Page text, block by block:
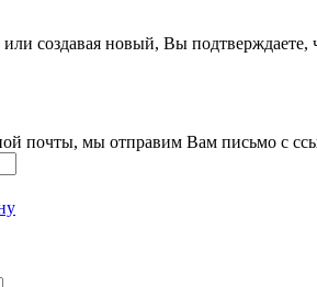
создавая новый, Вы подтверждаете,
почты, мы отправим Вам письмо с